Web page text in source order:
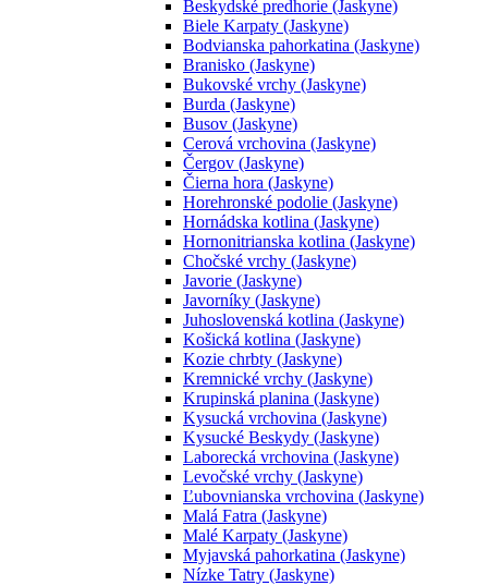
Beskydské predhorie (Jaskyne)
Biele Karpaty (Jaskyne)
Bodvianska pahorkatina (Jaskyne)
Branisko (Jaskyne)
Bukovské vrchy (Jaskyne)
Burda (Jaskyne)
Busov (Jaskyne)
Cerová vrchovina (Jaskyne)
Čergov (Jaskyne)
Čierna hora (Jaskyne)
Horehronské podolie (Jaskyne)
Hornádska kotlina (Jaskyne)
Hornonitrianska kotlina (Jaskyne)
Chočské vrchy (Jaskyne)
Javorie (Jaskyne)
Javorníky (Jaskyne)
Juhoslovenská kotlina (Jaskyne)
Košická kotlina (Jaskyne)
Kozie chrbty (Jaskyne)
Kremnické vrchy (Jaskyne)
Krupinská planina (Jaskyne)
Kysucká vrchovina (Jaskyne)
Kysucké Beskydy (Jaskyne)
Laborecká vrchovina (Jaskyne)
Levočské vrchy (Jaskyne)
Ľubovnianska vrchovina (Jaskyne)
Malá Fatra (Jaskyne)
Malé Karpaty (Jaskyne)
Myjavská pahorkatina (Jaskyne)
Nízke Tatry (Jaskyne)